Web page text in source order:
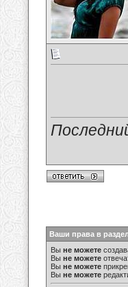
Ваши права в
Вы не можете
Вы не можете
Вы не можете
Вы не можете